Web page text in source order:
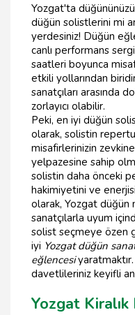
Yozgat'ta
düğün solistlerini mi
yerdesiniz! Düğün
canlı performans
saatleri boyunca
etkili yollarından
sanatçıları arasında
zorlayıcı olabilir.
Peki, en iyi düğün
olarak, solistin
misafirlerinizin
yelpazesine sahip
solistin daha önceki
hakimiyetini ve
olarak, Yozgat düğün
sanatçılarla uyum
solist seçmeye özen
iyi Yozgat düğün
eğlencesi
davetlileriniz keyifli
Yozgat Kiralık